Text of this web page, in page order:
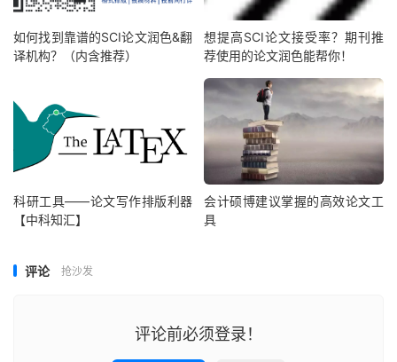
如何找到靠谱的SCI论文润色&翻
译机构？（内含推荐）
想提高SCI论文接受率？期刊推
荐使用的论文润色能帮你！
科研工具——论文写作排版利器
【中科知汇】
会计硕博建议掌握的高效论文工
具
评论 抢沙发
评论前必须登录！